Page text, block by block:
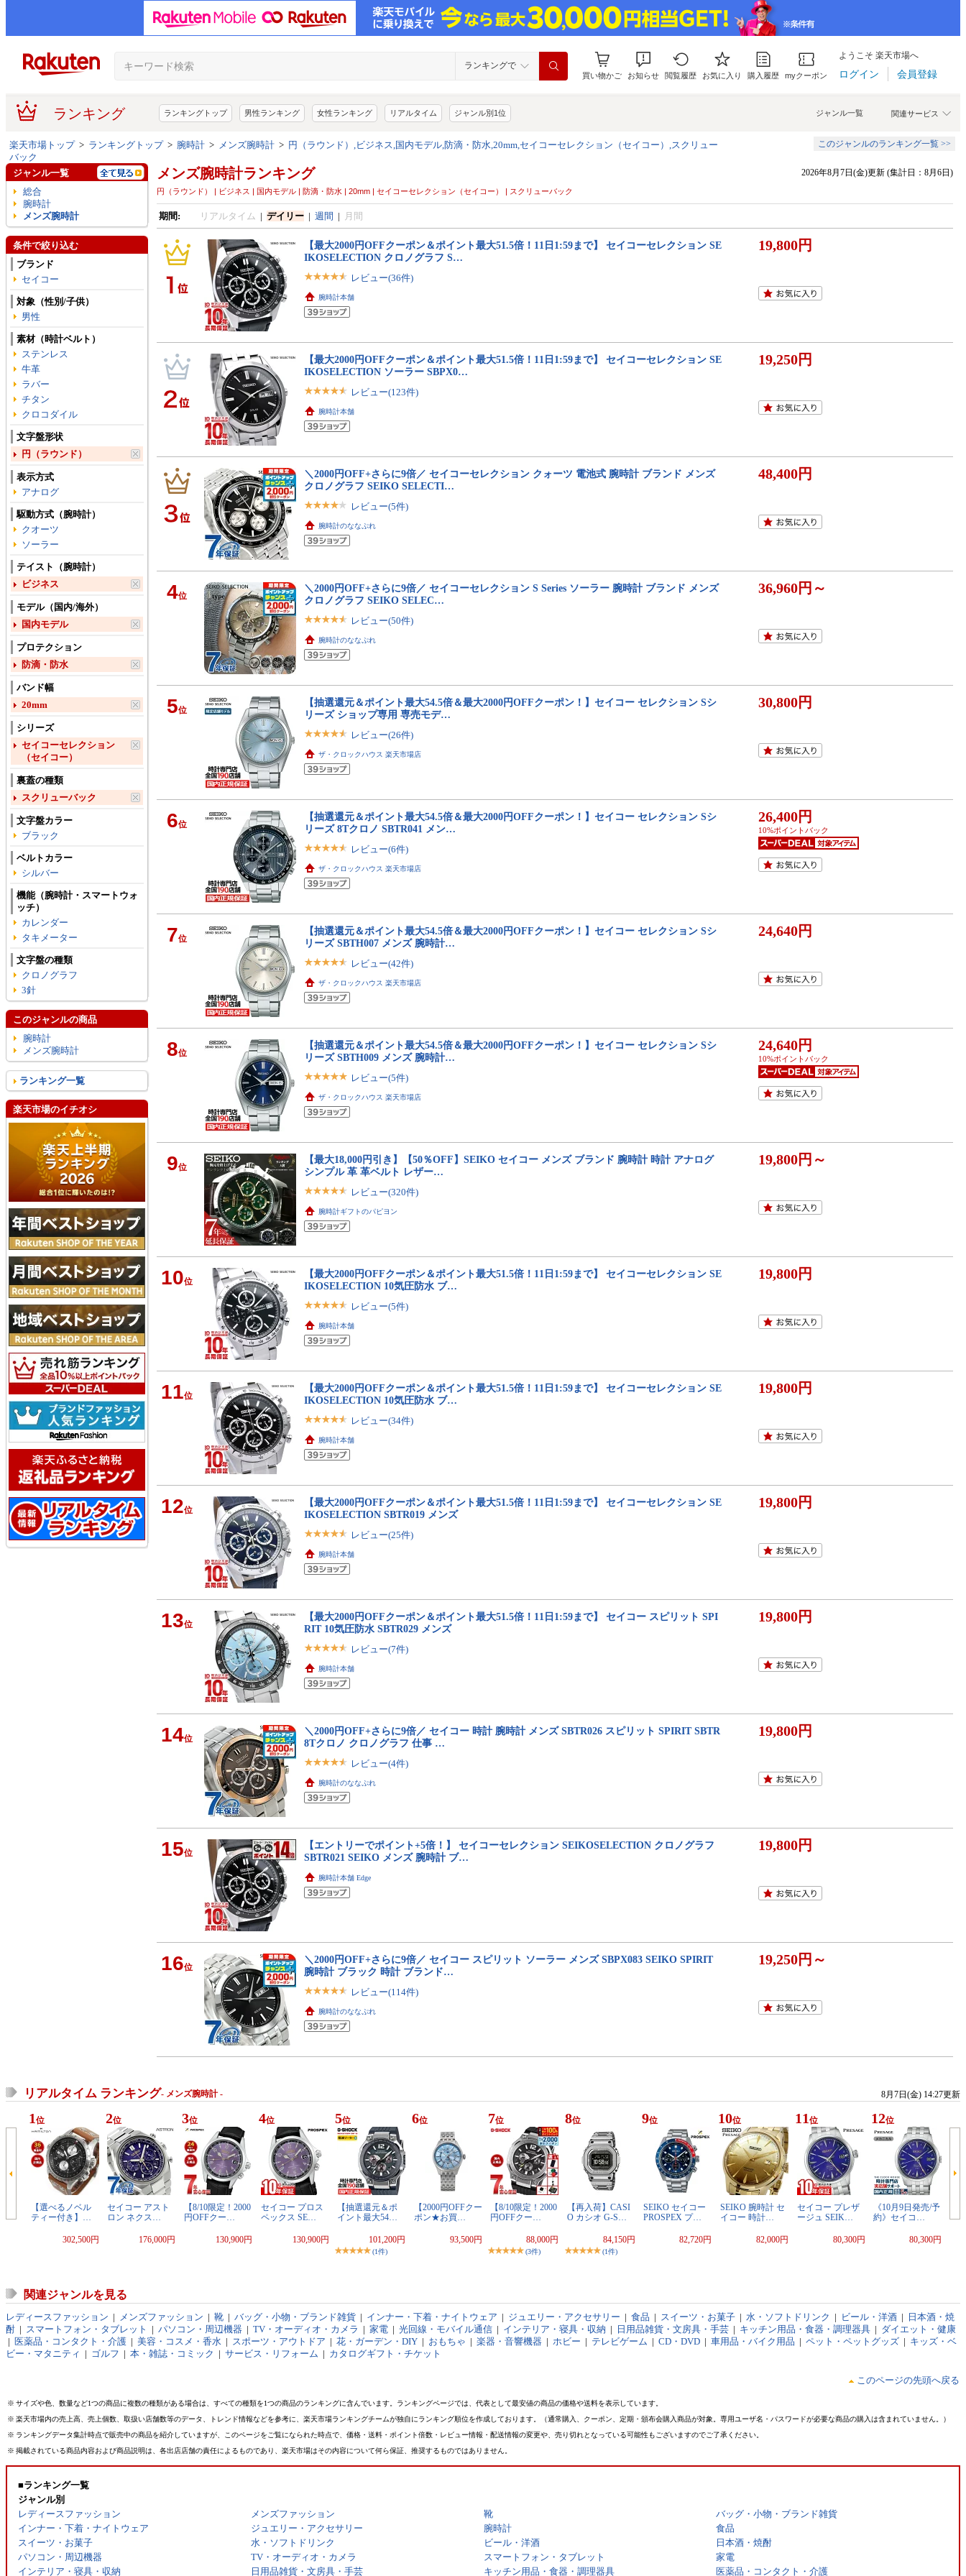
ランキングで
買い物かご お知らせ 閲覧履歴 お気に入り 購入履歴 myクーポン
ようこそ 楽天市場へ
ログイン 会員登録
ランキング 関連サービス
ジャンル一覧
ランキングトップ 男性ランキング 女性ランキング リアルタイム ジャンル別1位
楽天市場トップ> ランキングトップ> 腕時計 > メンズ腕時計 > 円（ラウンド）,ビジネス,国内モデル,防滴・防水,20mm,セイコーセレクション（セイコー）,スクリュー
バック
このジャンルのランキング一覧 >>
メンズ腕時計ランキング
円（ラウンド） | ビジネス | 国内モデル | 防滴・防水 | 20mm | セイコーセレクション（セイコー） | スクリューバック
2026年8月7日(金)更新 (集計日：8月6日)
期間: リアルタイム | デイリー| 週間 | 月間
【最大2000円OFFクーポン＆ポイント最大51.5倍！11日1:59まで】 セイコーセレクション SE
IKOSELECTION クロノグラフ S…
レビュー(36件)
腕時計本舗
19,800円
【最大2000円OFFクーポン＆ポイント最大51.5倍！11日1:59まで】 セイコーセレクション SE
IKOSELECTION ソーラー SBPX0…
レビュー(123件)
腕時計本舗
19,250円
＼2000円OFF+さらに9倍／ セイコーセレクション クォーツ 電池式 腕時計 ブランド メンズ
クロノグラフ SEIKO SELECTI…
レビュー(5件)
腕時計のななぷれ
48,400円
4位
＼2000円OFF+さらに9倍／ セイコーセレクション S Series ソーラー 腕時計 ブランド メンズ
クロノグラフ SEIKO SELEC…
レビュー(50件)
腕時計のななぷれ
36,960円～
5位
【抽選還元＆ポイント最大54.5倍＆最大2000円OFFクーポン！】セイコー セレクション Sシ
リーズ ショップ専用 専売モデ…
レビュー(26件)
ザ・クロックハウス 楽天市場店
30,800円
6位
【抽選還元＆ポイント最大54.5倍＆最大2000円OFFクーポン！】セイコー セレクション Sシ
リーズ 8Tクロノ SBTR041 メン…
レビュー(6件)
ザ・クロックハウス 楽天市場店
26,400円
10%ポイントバック
7位
【抽選還元＆ポイント最大54.5倍＆最大2000円OFFクーポン！】セイコー セレクション Sシ
リーズ SBTH007 メンズ 腕時計…
レビュー(42件)
ザ・クロックハウス 楽天市場店
24,640円
8位
【抽選還元＆ポイント最大54.5倍＆最大2000円OFFクーポン！】セイコー セレクション Sシ
リーズ SBTH009 メンズ 腕時計…
レビュー(5件)
ザ・クロックハウス 楽天市場店
24,640円
10%ポイントバック
9位
【最大18,000円引き】【50％OFF】SEIKO セイコー メンズ ブランド 腕時計 時計 アナログ
シンプル 革 革ベルト レザー…
レビュー(320件)
腕時計ギフトのパピヨン
19,800円～
10位
【最大2000円OFFクーポン＆ポイント最大51.5倍！11日1:59まで】 セイコーセレクション SE
IKOSELECTION 10気圧防水 ブ…
レビュー(5件)
腕時計本舗
19,800円
11位
【最大2000円OFFクーポン＆ポイント最大51.5倍！11日1:59まで】 セイコーセレクション SE
IKOSELECTION 10気圧防水 ブ…
レビュー(34件)
腕時計本舗
19,800円
12位
【最大2000円OFFクーポン＆ポイント最大51.5倍！11日1:59まで】 セイコーセレクション SE
IKOSELECTION SBTR019 メンズ
レビュー(25件)
腕時計本舗
19,800円
13位
【最大2000円OFFクーポン＆ポイント最大51.5倍！11日1:59まで】 セイコー スピリット SPI
RIT 10気圧防水 SBTR029 メンズ
レビュー(7件)
腕時計本舗
19,800円
14位
＼2000円OFF+さらに9倍／ セイコー 時計 腕時計 メンズ SBTR026 スピリット SPIRIT SBTR
8Tクロノ クロノグラフ 仕事 …
レビュー(4件)
腕時計のななぷれ
19,800円
15位
【エントリーでポイント+5倍！】 セイコーセレクション SEIKOSELECTION クロノグラフ
SBTR021 SEIKO メンズ 腕時計 ブ…
腕時計本舗 Edge
19,800円
16位
＼2000円OFF+さらに9倍／ セイコー スピリット ソーラー メンズ SBPX083 SEIKO SPIRIT
腕時計 ブラック 時計 ブランド…
レビュー(114件)
腕時計のななぷれ
19,250円～
ジャンル一覧
総合
腕時計
メンズ腕時計
条件で絞り込む
ブランド
セイコー
対象（性別/子供）
男性
素材（時計ベルト）
ステンレス
牛革
ラバー
チタン
クロコダイル
文字盤形状
円（ラウンド）
表示方式
アナログ
駆動方式（腕時計）
クオーツ
ソーラー
テイスト（腕時計）
ビジネス
モデル（国内/海外）
国内モデル
プロテクション
防滴・防水
バンド幅
20mm
シリーズ
セイコーセレクション
（セイコー）
裏蓋の種類
スクリューバック
文字盤カラー
ブラック
ベルトカラー
シルバー
機能（腕時計・スマートウォ
ッチ）
カレンダー
タキメーター
文字盤の種類
クロノグラフ
3針
このジャンルの商品
腕時計
メンズ腕時計
ランキング一覧
楽天市場のイチオシ
リアルタイム ランキング- メンズ腕時計 - 8月7日(金) 14:27更新
1 位
【選べるノベル
ティー付き】…
302,500円
2位
セイコー アスト
ロン ネクス…
176,000円
3位
【8/10限定！2000
円OFFクー…
130,900円
4位
セイコー プロス
ペックス SE…
130,900円
5位
【抽選還元＆ポ
イント最大54…
101,200円
(1件)
6位
【2000円OFFクー
ポン★お買…
93,500円
7位
【8/10限定！2000
円OFFクー…
88,000円
(3件)
8位
【再入荷】CASI
O カシオ G-S…
84,150円
(1件)
9位
SEIKO セイコー
PROSPEX プ…
82,720円
10位
SEIKO 腕時計 セ
イコー 時計…
82,000円
11 位
セイコー プレザ
ージュ SEIK…
80,300円
12位
《10月9日発売/予
約》セイコ…
80,300円
関連ジャンルを見る
レディースファッション | メンズファッション | 靴 | バッグ・小物・ブランド雑貨 | インナー・下着・ナイトウェア | ジュエリー・アクセサリー | 食品 | スイーツ・お菓子 | 水・ソフトドリンク | ビール・洋酒 |
日本酒・焼
酎 | スマートフォン・タブレット | パソコン・周辺機器 | TV・オーディオ・カメラ | 家電 | 光回線・モバイル通信 | インテリア・寝具・収納 | 日用品雑貨・文房具・手芸 | キッチン用品・食器・調理器具 | ダイエット・健康
| 医薬品・コンタクト・介護 | 美容・コスメ・香水 | スポーツ・アウトドア | 花・ガーデン・DIY | おもちゃ | 楽器・音響機器 | ホビー | テレビゲーム | CD・DVD | 車用品・バイク用品 | ペット・ペットグッズ | キッズ・ベ
ビー・マタニティ | ゴルフ | 本・雑誌・コミック | サービス・リフォーム | カタログギフト・チケット
このページの先頭へ戻る
※ サイズや色、数量など1つの商品に複数の種類がある場合は、すべての種類を1つの商品のランキングに含んでいます。ランキングページでは、代表として最安値の商品の価格や送料を表示しています。
※ 楽天市場内の売上高、売上個数、取扱い店舗数等のデータ、トレンド情報などを参考に、楽天市場ランキングチームが独自にランキング順位を作成しております。（通常購入、クーポン、定期・頒布会購入商品が対象。専用ユーザ名・パスワードが必要な商品の購入は含まれていません。）
※ ランキングデータ集計時点で販売中の商品を紹介していますが、このページをご覧になられた時点で、価格・送料・ポイント倍数・レビュー情報・配送情報の変更や、売り切れとなっている可能性もございますのでご了承ください。
※ 掲載されている商品内容および商品説明は、各出店店舗の責任によるものであり、楽天市場はその内容について何ら保証、推奨するものではありません。
■ランキング一覧
ジャンル別
レディースファッション
メンズファッション 靴
バッグ・小物・ブランド雑貨
インナー・下着・ナイトウェア
ジュエリー・アクセサリー 腕時計
食品
スイーツ・お菓子
水・ソフトドリンク ビール・洋酒
日本酒・焼酎
パソコン・周辺機器
TV・オーディオ・カメラ スマートフォン・タブレット
家電
インテリア・寝具・収納
日用品雑貨・文房具・手芸 キッチン用品・食器・調理器具 医薬品・コンタクト・介護